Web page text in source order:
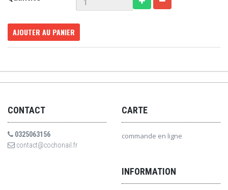
AJOUTER AU PANIER
CONTACT
0325063156
contact@cochonail.fr
CARTE
commande en ligne
INFORMATION